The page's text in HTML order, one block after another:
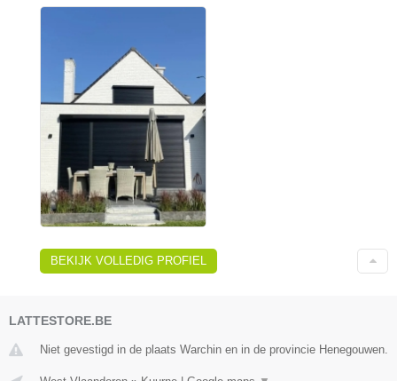
BEKIJK VOLLEDIG PROFIEL
LATTESTORE.BE
Niet gevestigd in de plaats Warchin en in de provincie Henegouwen.